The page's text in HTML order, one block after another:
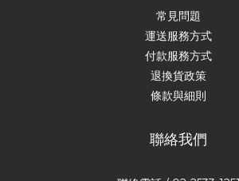
常見問題
運送服務方式
付款服務方式
退換貨政策
條款與細則
聯絡我們